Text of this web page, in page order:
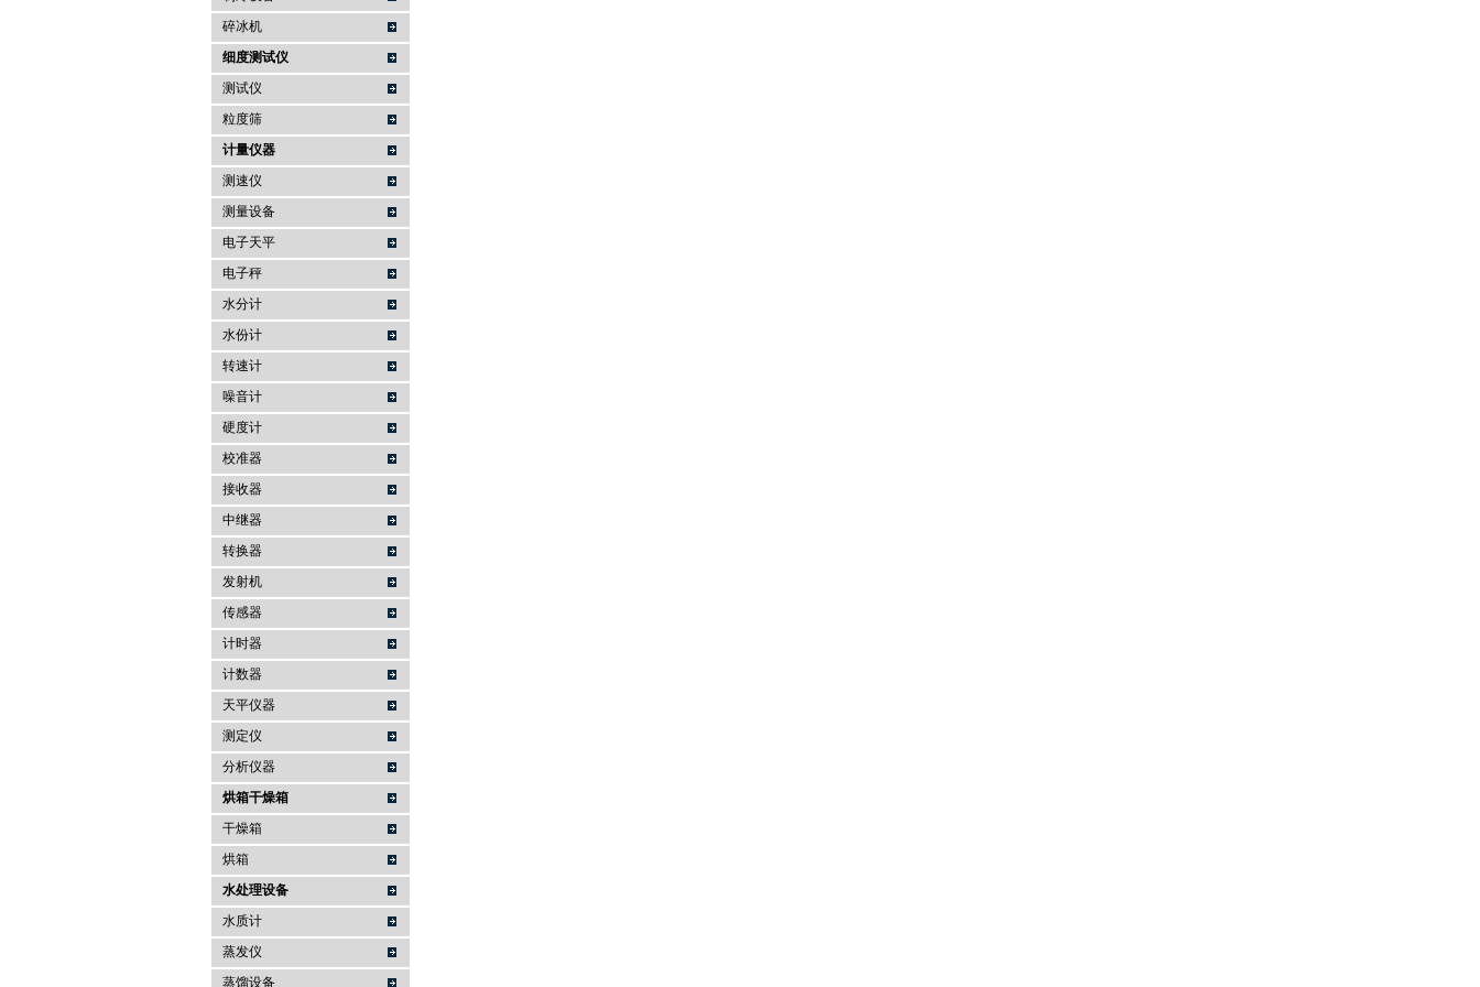
碎冰机
细度测试仪
测试仪
粒度筛
计量仪器
测速仪
测量设备
电子天平
电子秤
水分计
水份计
转速计
噪音计
硬度计
校准器
接收器
中继器
转换器
发射机
传感器
计时器
计数器
天平仪器
测定仪
分析仪器
烘箱干燥箱
干燥箱
烘箱
水处理设备
水质计
蒸发仪
蒸馏设备